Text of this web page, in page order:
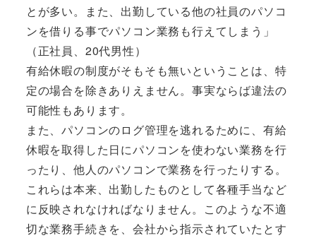
とが多い。また、出勤している他の社員のパソコ
ンを借りる事でパソコン業務も行えてしまう」
（正社員、20代男性）
有給休暇の制度がそもそも無いということは、特
定の場合を除きありえません。事実ならば違法の
可能性もあります。
また、パソコンのログ管理を逃れるために、有給
休暇を取得した日にパソコンを使わない業務を行
ったり、他人のパソコンで業務を行ったりする。
これらは本来、出勤したものとして各種手当など
に反映されなければなりません。このような不適
切な業務手続きを、会社から指示されていたとす